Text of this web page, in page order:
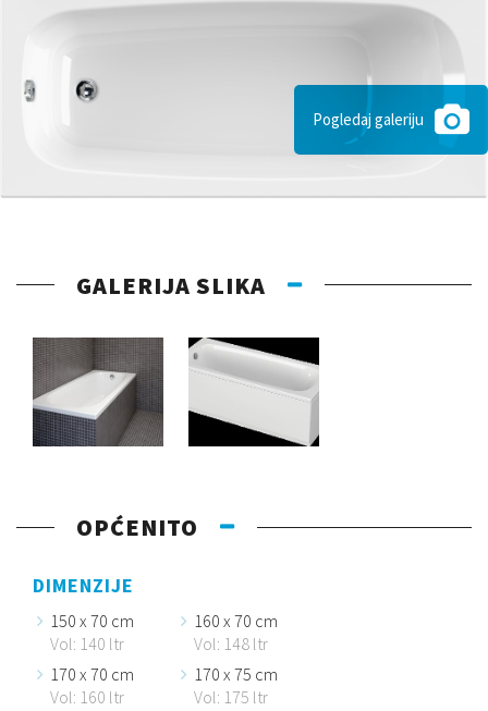
Pogledaj galeriju
GALERIJA SLIKA
OPĆENITO
DIMENZIJE
150 x 70 cm
Vol: 140 ltr
160 x 70 cm
Vol: 148 ltr
170 x 70 cm
Vol: 160 ltr
170 x 75 cm
Vol: 175 ltr